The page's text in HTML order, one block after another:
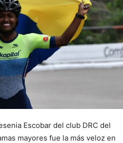
Escobar del club DRC del
mayores fue la más veloz en